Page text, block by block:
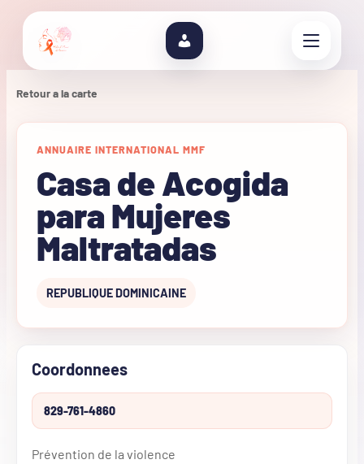
Retour a la carte
ANNUAIRE INTERNATIONAL MMF
Casa de Acogida
para Mujeres
Maltratadas
REPUBLIQUE DOMINICAINE
Coordonnees
829-761-4860
Prévention de la violence